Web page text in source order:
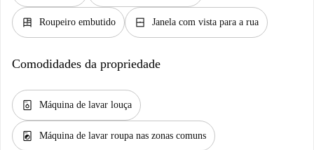
dresser Roupeiro embutido window_closed Janela com vista para a rua
Comodidades da propriedade
dishwasher_gen Máquina de lavar louça
local_laundry_service Máquina de lavar roupa nas zonas comuns